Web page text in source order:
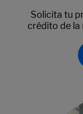
Solicita tu
crédito de la